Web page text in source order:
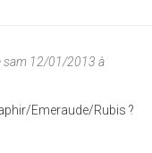
sam 12/01/2013 à
Emeraude/Rubis ?